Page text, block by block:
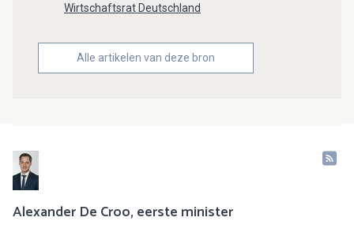
Wirtschaftsrat Deutschland
Alle artikelen van deze bron
Alexander De Croo, eerste minister